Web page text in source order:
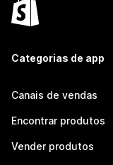
Categorias de app
Canais de vendas
Encontrar produtos
Vender produtos